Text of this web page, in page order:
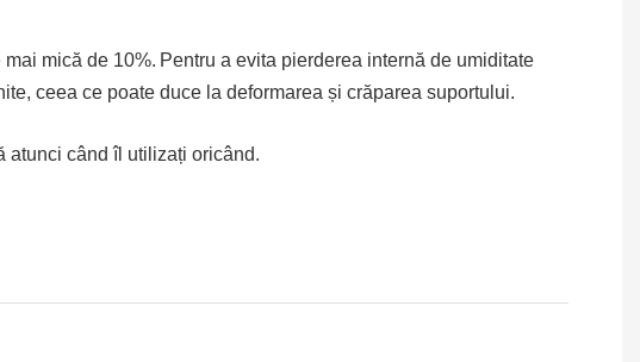
mică de 10%. Pentru a evita pierderea internă de umiditate
ceea ce poate duce la deformarea și crăparea suportului.
atunci când îl utilizați oricând.